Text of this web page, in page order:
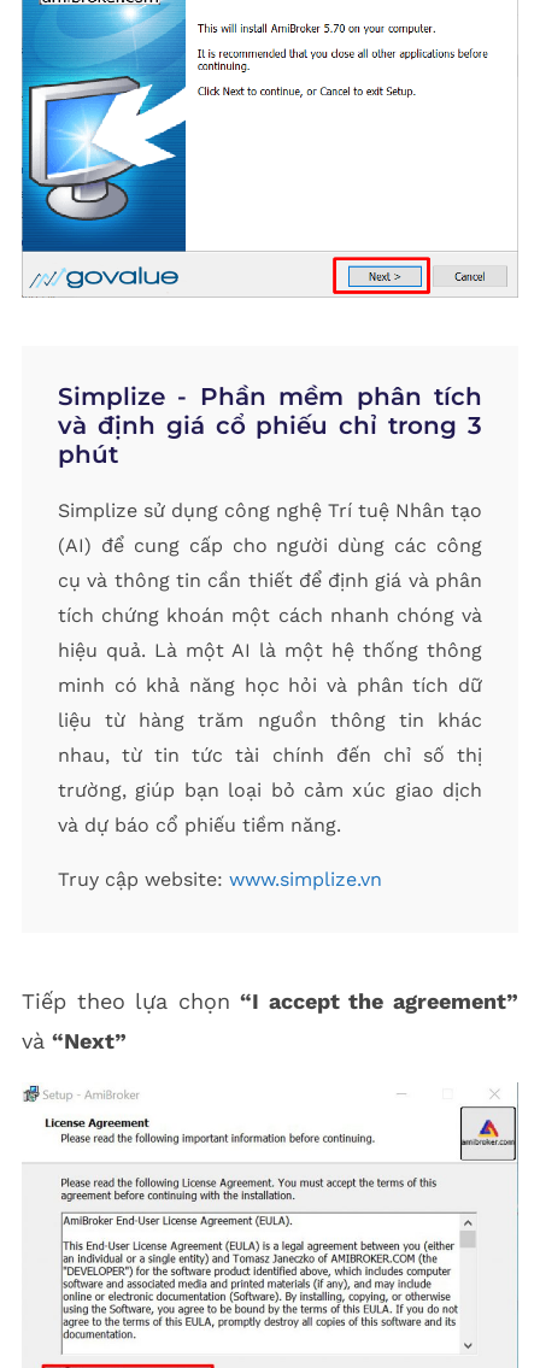
Simplize - Phần mềm phân tích
và định giá cổ phiếu chỉ trong 3
phút
Simplize sử dụng công nghệ Trí tuệ Nhân tạo
(AI) để cung cấp cho người dùng các công
cụ và thông tin cần thiết để định giá và phân
tích chứng khoán một cách nhanh chóng và
hiệu quả. Là một AI là một hệ thống thông
minh có khả năng học hỏi và phân tích dữ
liệu từ hàng trăm nguồn thông tin khác
nhau, từ tin tức tài chính đến chỉ số thị
trường, giúp bạn loại bỏ cảm xúc giao dịch
và dự báo cổ phiếu tiềm năng.
Truy cập website: www.simplize.vn
Tiếp theo lựa chọn“I accept the agreement”
và “Next”